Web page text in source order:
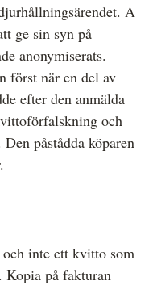
A
ge sin syn på
anonymiserats.
först när en del av
efter den anmälda
och
påstådda köparen
inte ett kvitto som
Kopia på fakturan